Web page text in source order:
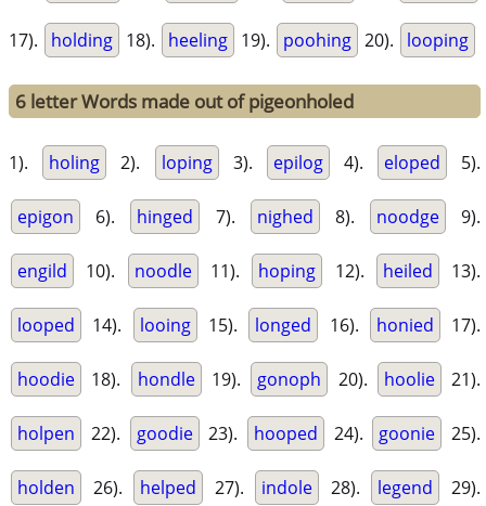
17). holding 18). heeling 19). poohing 20). looping
6 letter Words made out of pigeonholed
1). holing 2). loping 3). epilog 4). eloped 5).
epigon 6). hinged 7). nighed 8). noodge 9).
engild 10). noodle 11). hoping 12). heiled 13).
looped 14). looing 15). longed 16). honied 17).
hoodie 18). hondle 19). gonoph 20). hoolie 21).
holpen 22). goodie 23). hooped 24). goonie 25).
holden 26). helped 27). indole 28). legend 29).